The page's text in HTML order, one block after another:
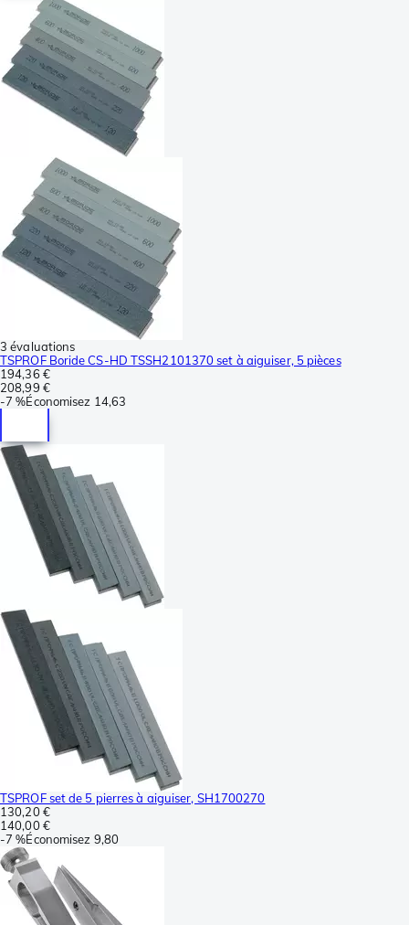
3 évaluations
TSPROF Boride CS-HD TSSH2101370 set à aiguiser, 5 pièces
194,36 €
208,99 €
-7 %Économisez 14,63
TSPROF set de 5 pierres à aiguiser, SH1700270
130,20 €
140,00 €
-7 %Économisez 9,80